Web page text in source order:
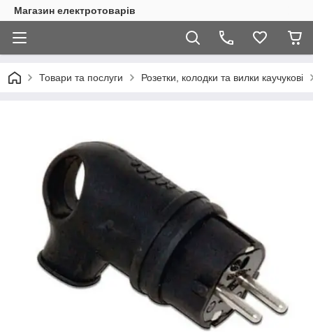
Магазин електротоварів
Товари та послуги Розетки, колодки та вилки каучукові